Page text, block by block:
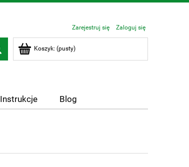
Zarejestruj się Zaloguj się
Koszyk: (pusty)
Instrukcje Blog